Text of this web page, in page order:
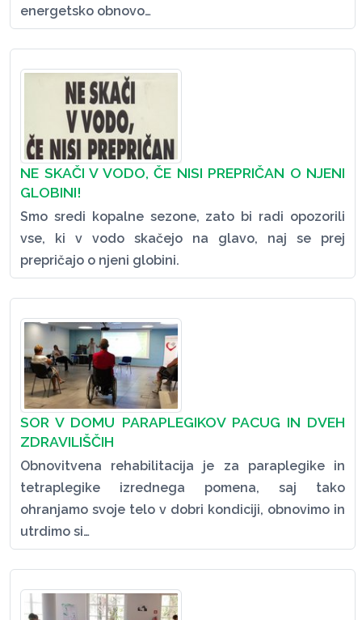
energetsko obnovo…
NE SKAČI V VODO, ČE NISI PREPRIČAN O NJENI
GLOBINI!
Smo sredi kopalne sezone, zato bi radi opozorili
vse, ki v vodo skačejo na glavo, naj se prej
prepričajo o njeni globini.
SOR V DOMU PARAPLEGIKOV PACUG IN DVEH
ZDRAVILIŠČIH
Obnovitvena rehabilitacija je za paraplegike in
tetraplegike izrednega pomena, saj tako
ohranjamo svoje telo v dobri kondiciji, obnovimo in
utrdimo si…